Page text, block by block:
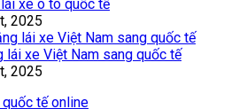
xe ô tô quốc tế
2025
xe Việt Nam sang quốc tế
2025